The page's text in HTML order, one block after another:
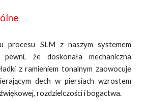
procesu SLM z naszym systemem
że doskonała mechaniczna
z ramieniem tonalnym zaowocuje
dech w piersiach wzrostem
rozdzielczości i bogactwa.